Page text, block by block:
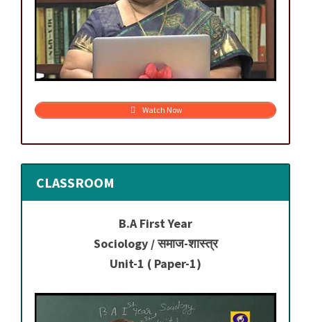
Watch Now
CLASSROOM
B.A First Year
Sociology / समाज-शास्त्र
Unit-1 ( Paper-1)